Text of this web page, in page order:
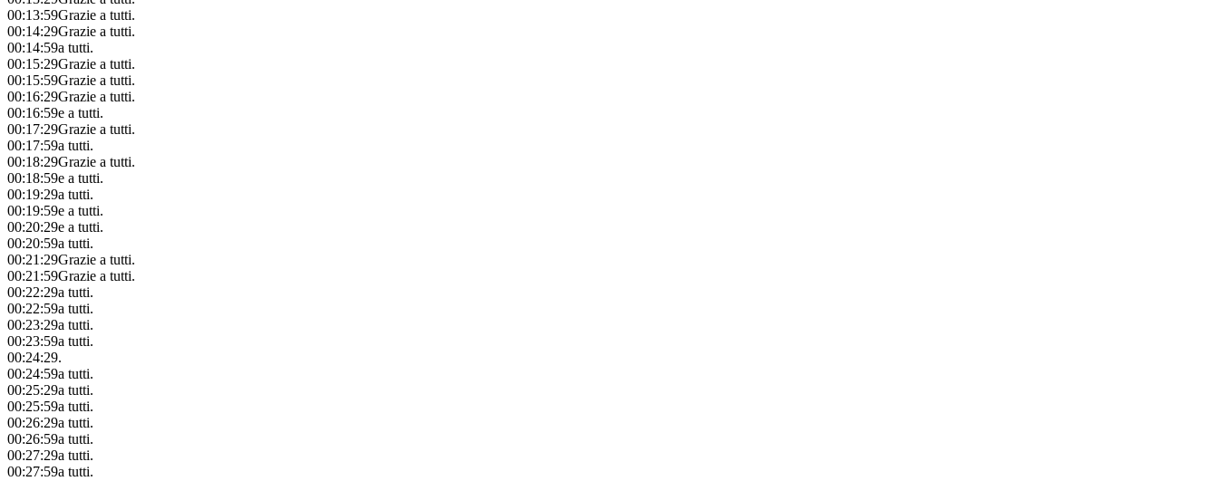
00:13:59Grazie a tutti.
00:14:29Grazie a tutti.
00:14:59a tutti.
00:15:29Grazie a tutti.
00:15:59Grazie a tutti.
00:16:29Grazie a tutti.
00:16:59e a tutti.
00:17:29Grazie a tutti.
00:17:59a tutti.
00:18:29Grazie a tutti.
00:18:59e a tutti.
00:19:29a tutti.
00:19:59e a tutti.
00:20:29e a tutti.
00:20:59a tutti.
00:21:29Grazie a tutti.
00:21:59Grazie a tutti.
00:22:29a tutti.
00:22:59a tutti.
00:23:29a tutti.
00:23:59a tutti.
00:24:29.
00:24:59a tutti.
00:25:29a tutti.
00:25:59a tutti.
00:26:29a tutti.
00:26:59a tutti.
00:27:29a tutti.
00:27:59a tutti.